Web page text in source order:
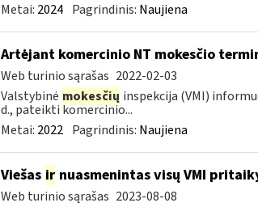
Metai: 2024 Pagrindinis: Naujiena
Artėjant komercinio NT mokesčio
Web turinio sąrašas 2022-02-03
Valstybinė mokesčių inspekcija (VMI)
d., pateikti komercinio...
Metai: 2022 Pagrindinis: Naujiena
Viešas irnuasmenintas visų VMI
Web turinio sąrašas 2023-08-08